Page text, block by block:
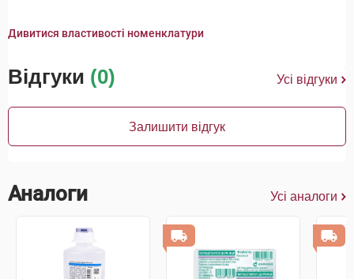
Дивитися властивості номенклатури
Відгуки (0) Усі відгуки
Залишити відгук
Аналоги Усі аналоги